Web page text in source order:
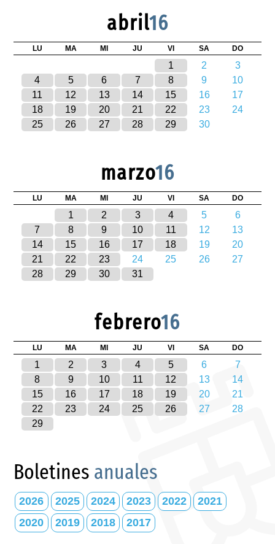
abril16
LU MA MI JU VI SA DO
1 2
3
4
5 6 7 8 9
10
11
12 13 14 15 16
17
18
19 20 21 22 23
24
25
26 27 28 29 30
marzo16
LU MA MI JU VI SA DO
1 2 3 4 5
6
7
8 9 10 11 12
13
14
15 16 17 18 19
20
21
22 23 24 25 26
27
28
29 30 31
febrero16
LU MA MI JU VI SA DO
1 2 3 4 5 6
7
8
9 10 11 12 13
14
15
16 17 18 19 20
21
22
23 24 25 26 27
28
29
Boletines anuales
2026 2025 2024 2023 2022
2021
2020
2019 2018 2017